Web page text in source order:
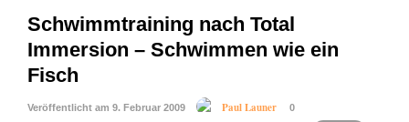
Schwimmtraining nach Total
Immersion – Schwimmen wie ein
Fisch
Veröffentlicht am 9. Februar 2009 Paul Launer 0